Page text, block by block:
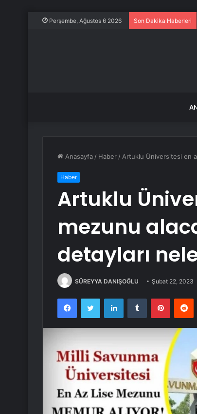
Perşembe, Ağustos 6 2026 Son Dakika Haberleri
Anasayfa / Haber / Artuklu Üniversitesi en
Haber
Artuklu
mezunu
detayları
SÜREYYA DANIŞOĞLU Şubat 22, 2023
FacebookTwitter LinkedInTumblr Pinterest